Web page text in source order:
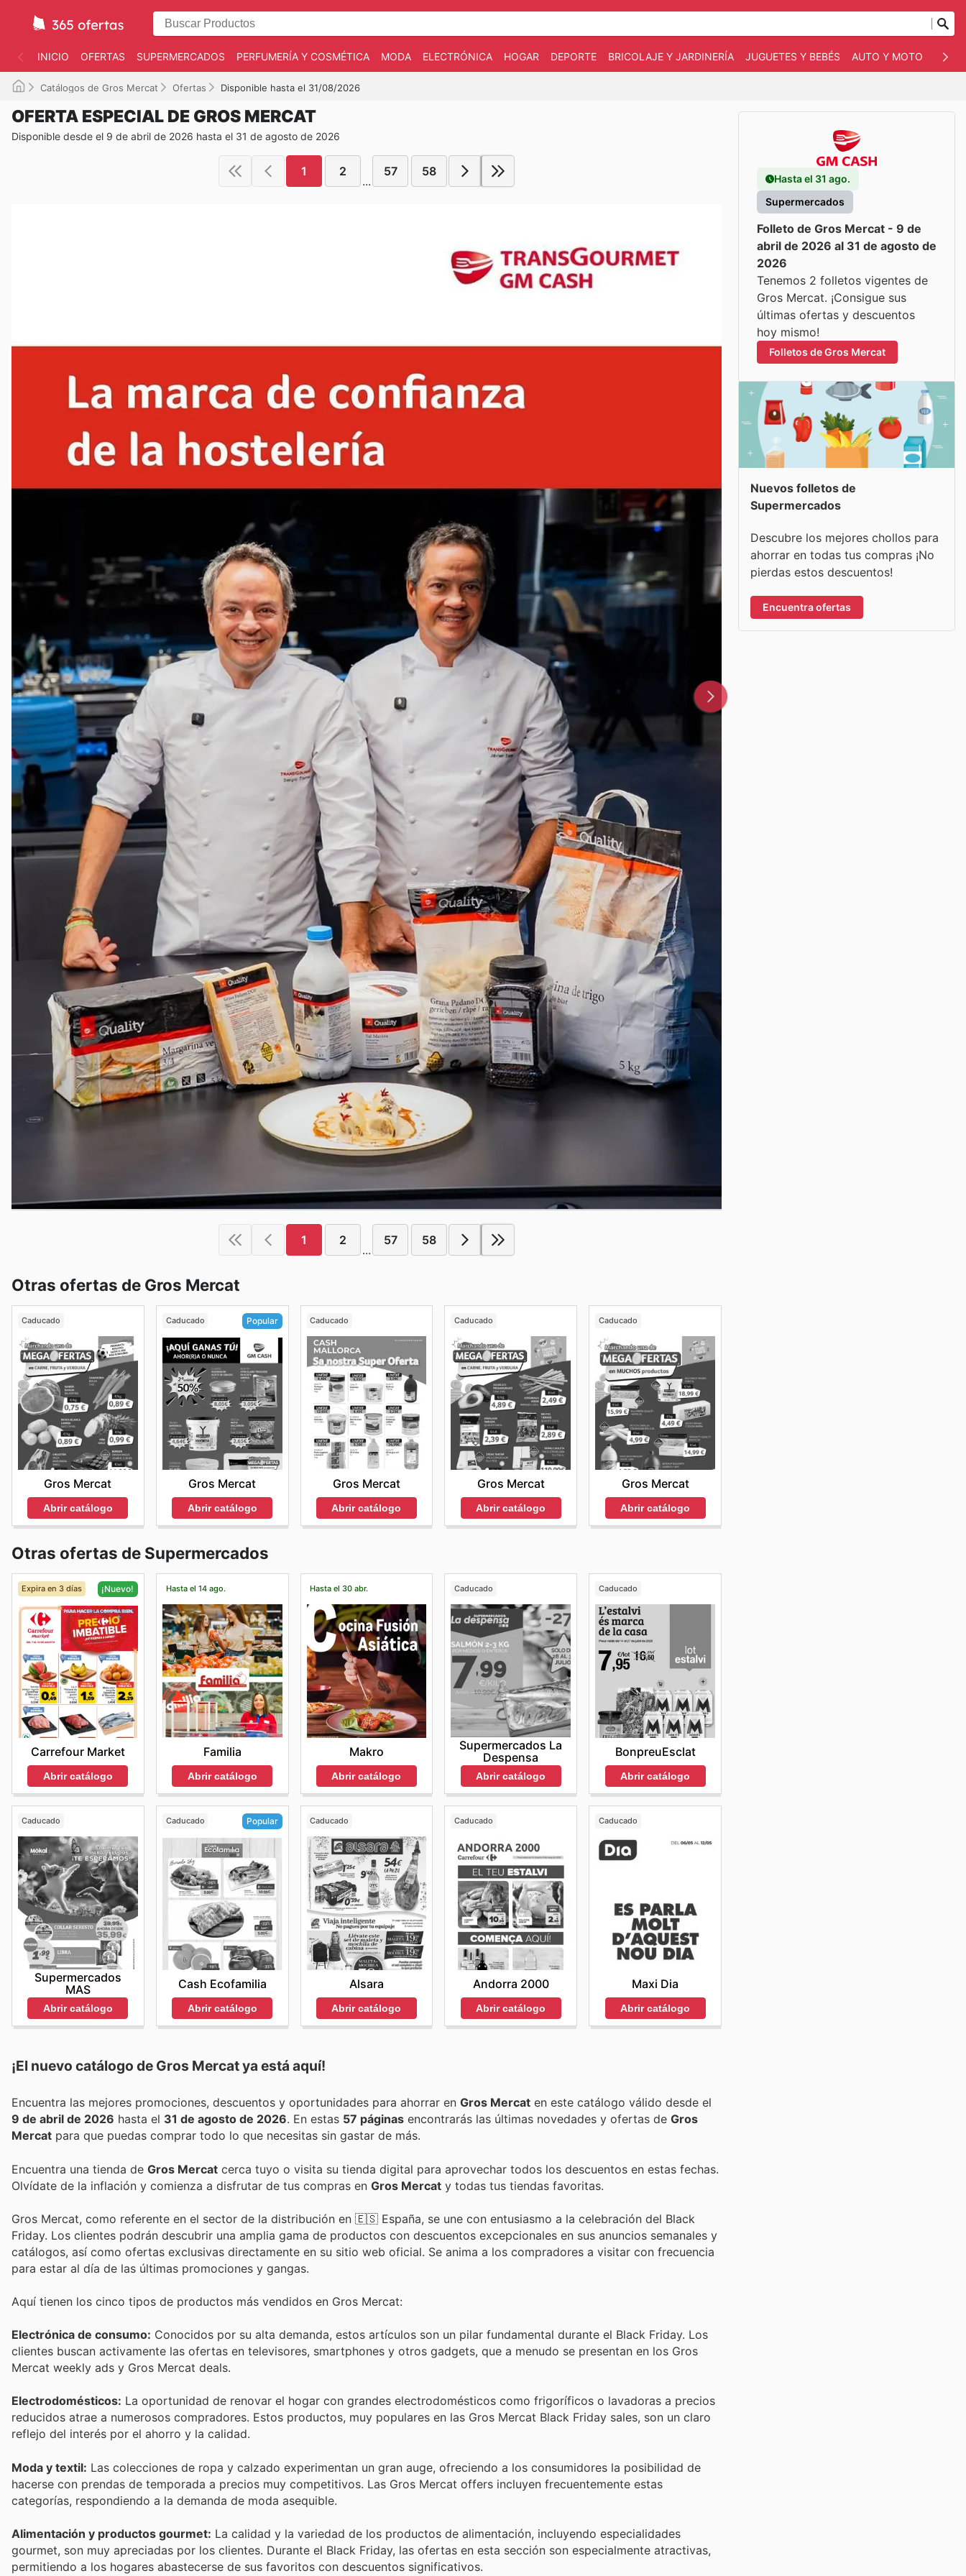
INICIO OFERTAS SUPERMERCADOS PERFUMERÍA Y COSMÉTICA MODA ELECTRÓNICA HOGAR DEPORTE BRICOLAJE Y JARDINERÍA JUGUETES Y BEBÉS AUTO Y MOTO
Catálogos de Gros Mercat Ofertas Disponible hasta el 31/08/2026
OFERTA ESPECIAL DE GROS MERCAT
Disponible desde el 9 de abril de 2026 hasta el 31 de agosto de 2026
1 2
...
57 58
1 2
...
57 58
Otras ofertas de Gros Mercat
Caducado
Gros Mercat
Abrir catálogo
Caducado Popular
Gros Mercat
Abrir catálogo
Caducado
Gros Mercat
Abrir catálogo
Caducado
Gros Mercat
Abrir catálogo
Caducado
Gros Mercat
Abrir catálogo
Otras ofertas de Supermercados
Expira en 3 días ¡Nuevo!
Carrefour Market
Abrir catálogo
Hasta el 14 ago.
Familia
Abrir catálogo
Hasta el 30 abr.
Makro
Abrir catálogo
Caducado
Supermercados La
Despensa
Abrir catálogo
Caducado
BonpreuEsclat
Abrir catálogo
Caducado
Supermercados
MAS
Abrir catálogo
Caducado Popular
Cash Ecofamilia
Abrir catálogo
Caducado
Alsara
Abrir catálogo
Caducado
Andorra 2000
Abrir catálogo
Caducado
Maxi Dia
Abrir catálogo
¡El nuevo catálogo de Gros Mercatya está aquí!
Encuentra las mejores promociones, descuentos y oportunidades para ahorrar en Gros Mercat en este catálogo válido desde el
9 de abril de 2026 hasta el 31 de agosto de 2026 . En estas 57 páginas encontrarás las últimas novedades y ofertas de Gros
Mercat para que puedas comprar todo lo que necesitas sin gastar de más.
Encuentra una tienda de Gros Mercat cerca tuyo o visita su tienda digital para aprovechar todos los descuentos en estas fechas.
Olvídate de la inflación y comienza a disfrutar de tus compras en Gros Mercat y todas tus tiendas favoritas.
Gros Mercat, como referente en el sector de la distribución en 🇪🇸 España, se une con entusiasmo a la celebración del Black
Friday. Los clientes podrán descubrir una amplia gama de productos con descuentos excepcionales en sus anuncios semanales y
catálogos, así como ofertas exclusivas directamente en su sitio web oficial. Se anima a los compradores a visitar con frecuencia
para estar al día de las últimas promociones y gangas.
Aquí tienen los cinco tipos de productos más vendidos en Gros Mercat:
Electrónica de consumo: Conocidos por su alta demanda, estos artículos son un pilar fundamental durante el Black Friday. Los
clientes buscan activamente las ofertas en televisores, smartphones y otros gadgets, que a menudo se presentan en los Gros
Mercat weekly ads y Gros Mercat deals.
Electrodomésticos: La oportunidad de renovar el hogar con grandes electrodomésticos como frigoríficos o lavadoras a precios
reducidos atrae a numerosos compradores. Estos productos, muy populares en las Gros Mercat Black Friday sales, son un claro
reflejo del interés por el ahorro y la calidad.
Moda y textil: Las colecciones de ropa y calzado experimentan un gran auge, ofreciendo a los consumidores la posibilidad de
hacerse con prendas de temporada a precios muy competitivos. Las Gros Mercat offers incluyen frecuentemente estas
categorías, respondiendo a la demanda de moda asequible.
Alimentación y productos gourmet: La calidad y la variedad de los productos de alimentación, incluyendo especialidades
gourmet, son muy apreciadas por los clientes. Durante el Black Friday, las ofertas en esta sección son especialmente atractivas,
permitiendo a los hogares abastecerse de sus favoritos con descuentos significativos.
Hasta el 31 ago.
Supermercados
Folleto de Gros Mercat - 9 de
abril de 2026 al 31 de agosto de
2026
Tenemos 2 folletos vigentes de
Gros Mercat. ¡Consigue sus
últimas ofertas y descuentos
hoy mismo!
Folletos de Gros Mercat
Nuevos folletos de
Supermercados
Descubre los mejores chollos para
ahorrar en todas tus compras ¡No
pierdas estos descuentos!
Encuentra ofertas